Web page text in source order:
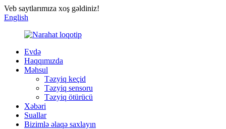
Veb saytlarımıza xoş gəldiniz!
English
Evdə
Haqqımızda
Məhsul
Təzyiq keçid
Təzyiq sensoru
Təzyiq ötürücü
Xəbəri
Suallar
Bizimlə əlaqə saxlayın